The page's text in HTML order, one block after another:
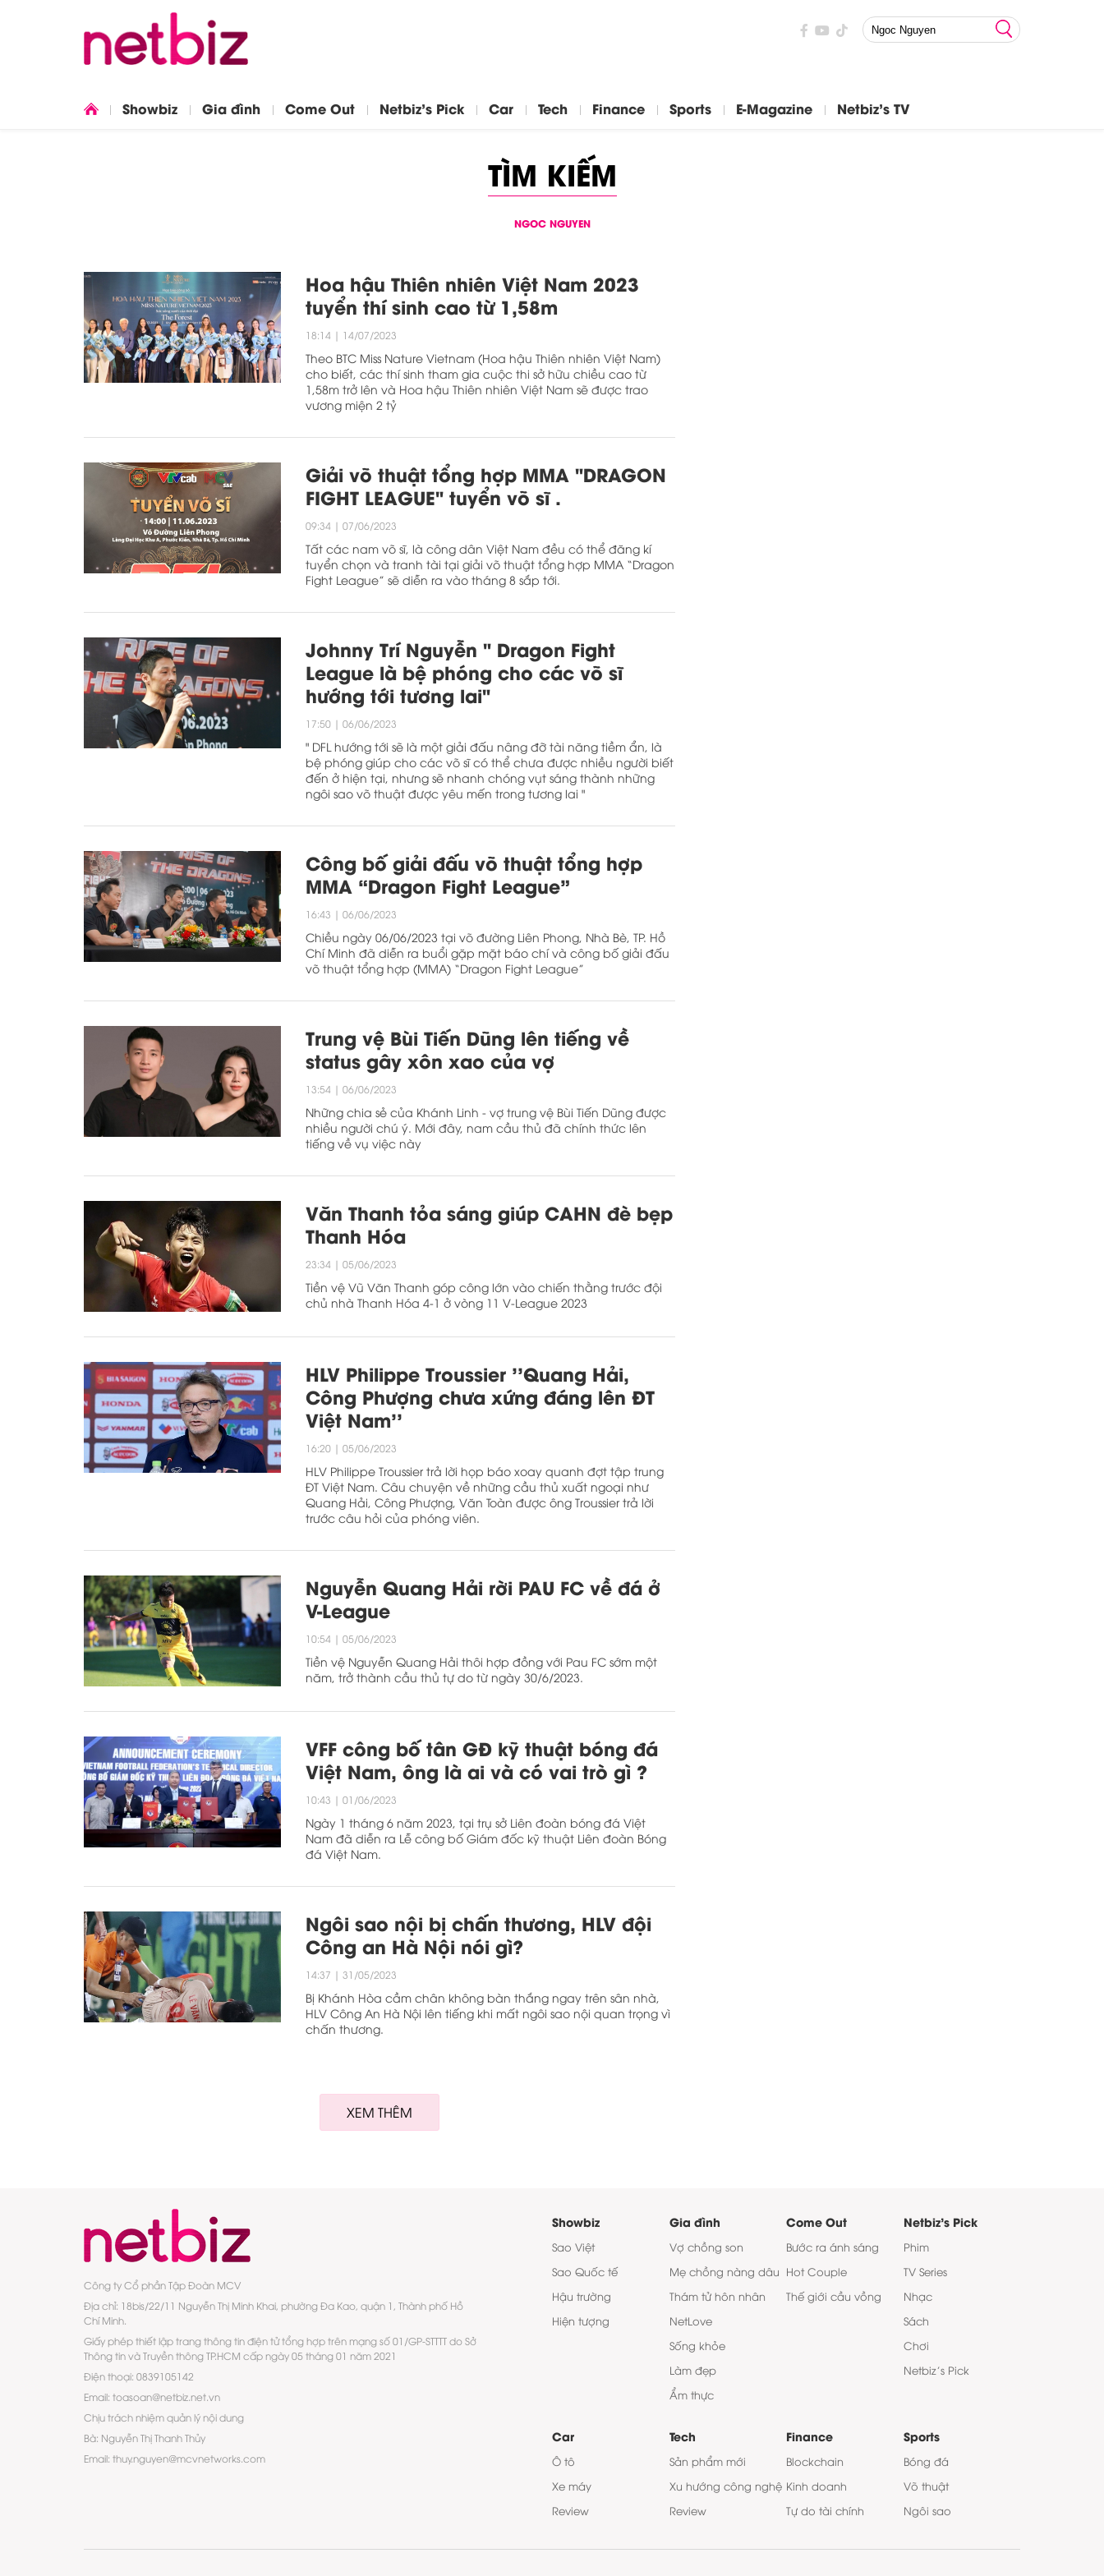
Showbiz Gia đình Come Out Netbiz's Pick Car Tech Finance Sports E-Magazine Netbiz's TV
TÌM KIẾM
NGOC NGUYEN
Hoa hậu Thiên nhiên Việt Nam 2023
tuyển thí sinh cao từ 1,58m
18:14 | 14/07/2023
Theo BTC Miss Nature Vietnam (Hoa hậu Thiên nhiên Việt Nam)
cho biết, các thí sinh tham gia cuộc thi sở hữu chiều cao từ
1,58m trở lên và Hoa hậu Thiên nhiên Việt Nam sẽ được trao
vương miện 2 tỷ
Giải võ thuật tổng hợp MMA "DRAGON
FIGHT LEAGUE" tuyển võ sĩ .
09:34 | 07/06/2023
Tất các nam võ sĩ, là công dân Việt Nam đều có thể đăng kí
tuyển chọn và tranh tài tại giải võ thuật tổng hợp MMA “Dragon
Fight League” sẽ diễn ra vào tháng 8 sắp tới.
Johnny Trí Nguyễn " Dragon Fight
League là bệ phóng cho các võ sĩ
hướng tới tương lai"
17:50 | 06/06/2023
" DFL hướng tới sẽ là một giải đấu nâng đỡ tài năng tiềm ẩn, là
bệ phóng giúp cho các võ sĩ có thể chưa được nhiều người biết
đến ở hiện tại, nhưng sẽ nhanh chóng vụt sáng thành những
ngôi sao võ thuật được yêu mến trong tương lai "
Công bố giải đấu võ thuật tổng hợp
MMA “Dragon Fight League”
16:43 | 06/06/2023
Chiều ngày 06/06/2023 tại võ đường Liên Phong, Nhà Bè, TP. Hồ
Chí Minh đã diễn ra buổi gặp mặt báo chí và công bố giải đấu
võ thuật tổng hợp (MMA) “Dragon Fight League”
Trung vệ Bùi Tiến Dũng lên tiếng về
status gây xôn xao của vợ
13:54 | 06/06/2023
Những chia sẻ của Khánh Linh - vợ trung vệ Bùi Tiến Dũng được
nhiều người chú ý. Mới đây, nam cầu thủ đã chính thức lên
tiếng về vụ việc này
Văn Thanh tỏa sáng giúp CAHN đè bẹp
Thanh Hóa
23:34 | 05/06/2023
Tiền vệ Vũ Văn Thanh góp công lớn vào chiến thằng trước đội
chủ nhà Thanh Hóa 4-1 ở vòng 11 V-League 2023
HLV Philippe Troussier ''Quang Hải,
Công Phượng chưa xứng đáng lên ĐT
Việt Nam''
16:20 | 05/06/2023
HLV Philippe Troussier trả lời họp báo xoay quanh đợt tập trung
ĐT Việt Nam. Câu chuyện về những cầu thủ xuất ngoại như
Quang Hải, Công Phượng, Văn Toàn được ông Troussier trả lời
trước câu hỏi của phóng viên.
Nguyễn Quang Hải rời PAU FC về đá ở
V-League
10:54 | 05/06/2023
Tiền vệ Nguyễn Quang Hải thôi hợp đồng với Pau FC sớm một
năm, trở thành cầu thủ tự do từ ngày 30/6/2023.
VFF công bố tân GĐ kỹ thuật bóng đá
Việt Nam, ông là ai và có vai trò gì ?
10:43 | 01/06/2023
Ngày 1 tháng 6 năm 2023, tại trụ sở Liên đoàn bóng đá Việt
Nam đã diễn ra Lễ công bố Giám đốc kỹ thuật Liên đoàn Bóng
đá Việt Nam.
Ngôi sao nội bị chấn thương, HLV đội
Công an Hà Nội nói gì?
14:37 | 31/05/2023
Bị Khánh Hòa cầm chân không bàn thắng ngay trên sân nhà,
HLV Công An Hà Nội lên tiếng khi mất ngôi sao nội quan trọng vì
chấn thương.
XEM THÊM
Công ty Cổ phần Tập Đoàn MCV
Địa chỉ: 18bis/22/11 Nguyễn Thị Minh Khai, phường Đa Kao, quận 1, Thành phố Hồ
Chí Minh.
Giấy phép thiết lập trang thông tin điện tử tổng hợp trên mạng số 01/GP-STTTT do Sở
Thông tin và Truyền thông TP.HCM cấp ngày 05 tháng 01 năm 2021
Điện thoại: 0839105142
Email: toasoan@netbiz.net.vn
Chịu trách nhiệm quản lý nội dung
Bà: Nguyễn Thị Thanh Thủy
Email: thuy.nguyen@mcvnetworks.com
Showbiz
Sao Việt
Sao Quốc tế
Hậu trường
Hiện tượng
Gia đình
Vợ chồng son
Mẹ chồng nàng dâu
Thám tử hôn nhân
NetLove
Sống khỏe
Làm đẹp
Ẩm thực
Come Out
Bước ra ánh sáng
Hot Couple
Thế giới cầu vồng
Netbiz's Pick
Phim
TV Series
Nhạc
Sách
Chơi
Netbiz’s Pick
Car
Ô tô
Xe máy
Review
Tech
Sản phẩm mới
Xu hướng công nghệ
Review
Finance
Blockchain
Kinh doanh
Tự do tài chính
Sports
Bóng đá
Võ thuật
Ngôi sao